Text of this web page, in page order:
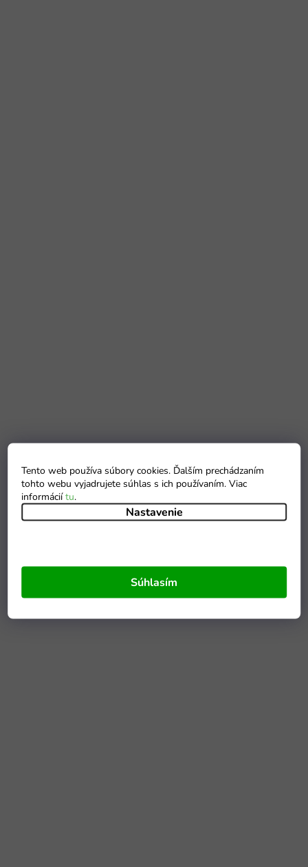
Tento web používa súbory cookies. Ďalším prechádzaním
tohto webu vyjadrujete súhlas s ich používaním. Viac
informáciítu.
Nastavenie
Súhlasím